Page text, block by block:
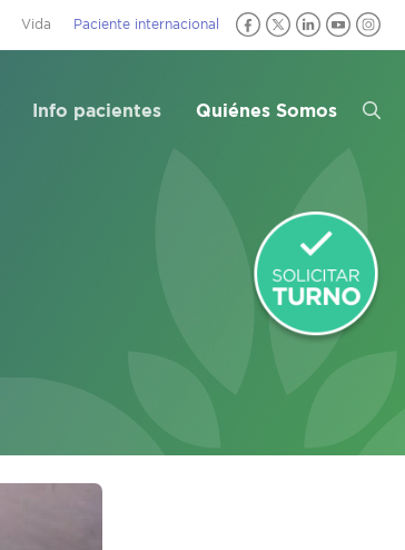
Vida Paciente internacional
Info pacientes Quiénes Somos